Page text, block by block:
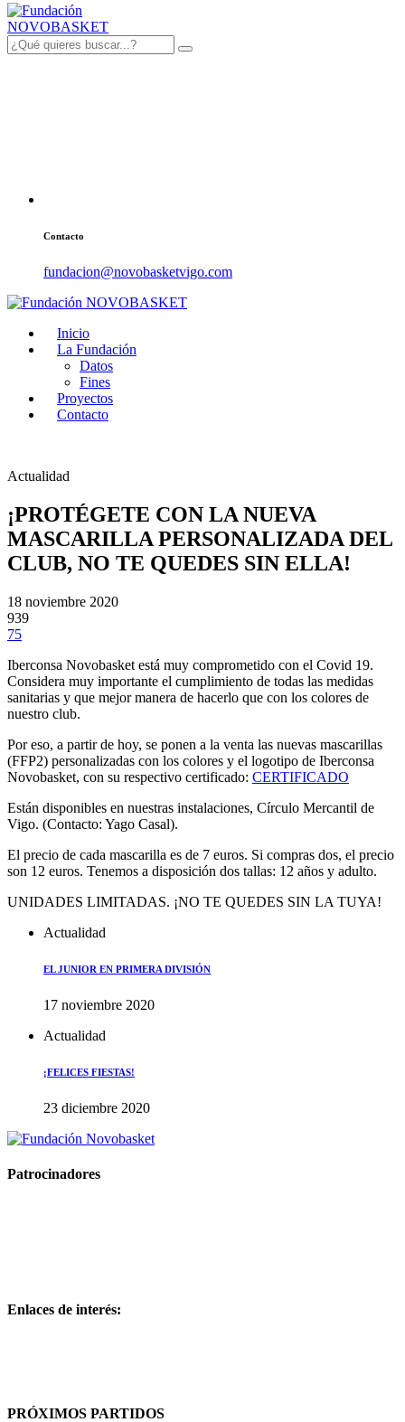
Contacto
fundacion@novobasketvigo.com
Inicio
La Fundación
Datos
Fines
Proyectos
Contacto
Actualidad
¡PROTÉGETE CON LA NUEVA
MASCARILLA PERSONALIZADA DEL
CLUB, NO TE QUEDES SIN ELLA!
18 noviembre 2020
939
75
Iberconsa Novobasket está muy comprometido con el Covid 19.
Considera muy importante el cumplimiento de todas las medidas
sanitarias y que mejor manera de hacerlo que con los colores de
nuestro club.
Por eso, a partir de hoy, se ponen a la venta las nuevas mascarillas
(FFP2) personalizadas con los colores y el logotipo de Iberconsa
Novobasket, con su respectivo certificado: CERTIFICADO
Están disponibles en nuestras instalaciones, Círculo Mercantil de
Vigo. (Contacto: Yago Casal).
El precio de cada mascarilla es de 7 euros. Si compras dos, el precio
son 12 euros. Tenemos a disposición dos tallas: 12 años y adulto.
UNIDADES LIMITADAS. ¡NO TE QUEDES SIN LA TUYA!
Actualidad
EL JUNIOR EN PRIMERA DIVISIÓN
17 noviembre 2020
Actualidad
¡FELICES FIESTAS!
23 diciembre 2020
Patrocinadores
Enlaces de interés:
PRÓXIMOS PARTIDOS